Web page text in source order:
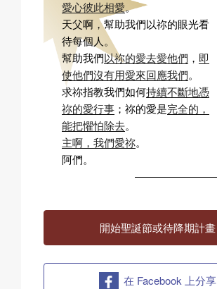
愛心彼此相愛。
天父啊，幫助我們以祢的眼光看
待每個人。
幫助我們以祢的愛去愛他們 ， 即
使他們沒有用愛來回應我們。
求祢指教我們如何持續不斷地憑
祢的愛行事；祢的愛是完全的，
能把懼怕除去。
主啊，我們愛祢。
阿們。
開始聖誕節或待降期計畫
在 Facebook 上分享